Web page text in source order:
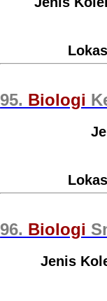
95. Biologi
96. Biologi
Jenis